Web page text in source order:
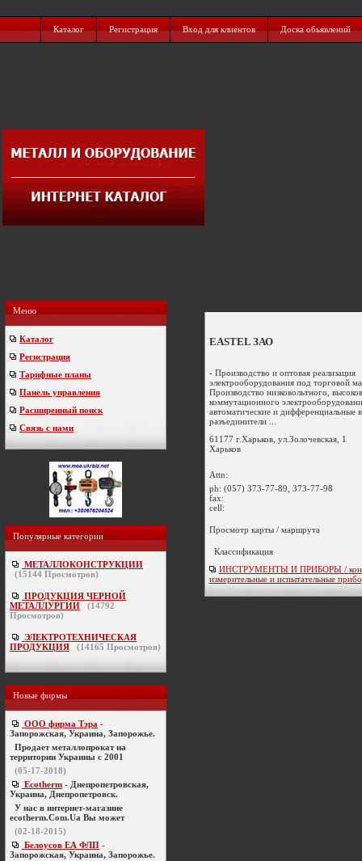
Каталог Регистрация Вход для клиентов Доска обьявлений
Меню
Каталог
Регистрация
Тарифные планы
Панель управления
Расширенный поиск
Связь с нами
Популярные категории
МЕТАЛЛОКОНСТРУКЦИИ
(15144 Просмотров)
ПРОДУКЦИЯ ЧЕРНОЙ
МЕТАЛЛУРГИИ
(14792
Просмотров)
ЭЛЕКТРОТЕХНИЧЕСКАЯ
ПРОДУКЦИЯ
(14165 Просмотров)
Новые фирмы
ООО фирма Тэра -
Запорожская, Украина, Запорожье.
Продает металлопрокат на
территории Украины с 2001
(05-17-2018)
Ecotherm - Днепропетровская,
Украина, Днепропетровск.
У нас в интернет-магазине
ecotherm.Com.Ua Вы может
(02-18-2015)
Белоусов ЕА ФЛП -
Запорожская, Украина, Запорожье.
EASTEL ЗАО
- Производство и оптовая реализация
электрооборудования под торговой
Производство низковольтного,
коммутационного
автоматические и дифференциальные
разъединители ...
61177 г.Харьков, ул.Золочевская, 1
Харьков
Attn:
ph: (057) 373-77-89, 373-77-98
fax:
cell:
Просмотр карты / маршрута
Классификация
ИНСТРУМЕНТЫ И ПРИБОРЫ /
измерительные и испытательные